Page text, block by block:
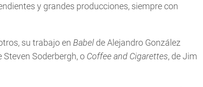
y grandes producciones, siempre con
su trabajo en Babel de Alejandro González
Steven Soderbergh, o Coffee and Cigarettes, de Jim